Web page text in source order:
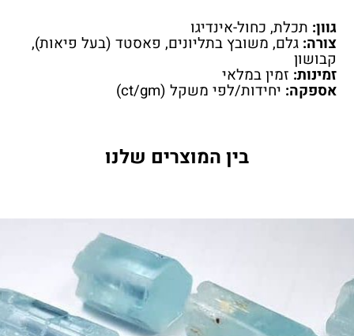
גוון: תכלת, כחול-אינדיגו
צורה: גלם, משובץ בתליונים, פאסטד (בעל פיאות),
קבושון
זמינות: זמין במלאי
אספקה: יחידות/לפי משקל (ct/gm)
בין המוצרים שלנו